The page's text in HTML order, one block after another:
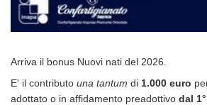
Arriva il bonus Nuovi nati del 2026.
E' il contributo una tantum di 1.000 euro
adottato o in affidamento preadottivo dal